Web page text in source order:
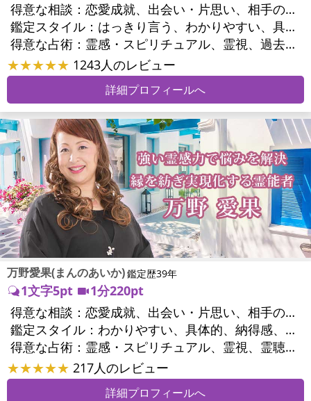
得意な相談：
恋愛成就、出会い・片思い、相手の気持ち、相性、結婚、男心・女心、二人の今後、複雑な恋愛、三角関係、略奪愛、浮気、不倫、離婚、人間関係、職場の人間関係、対人関係、仕事運、適職、天職、転職、進路、就職、人生全般、使命、人事、開業、廃業、夢、目標、ビジネスチャンス、ビジネスパートナー、家族関係、夫婦関係、家庭問題、夫婦問題、精神問題、ストレス、人生相談、ご先祖様、守護霊様、お墓参り、魂の本質、前世、来世、ペットの気持ち、引越し・転居、方位、健康運、金運
鑑定スタイル：
はっきり言う、わかりやすい、具体的、納得感、情報量が多い、友達のように相談できる、聞き上手、とても話しやすい、じっくり聞いてくれる、愛にあふれ温かい、勇気をくれる、前向き・元気になれる、実力派
得意な占術：
霊感・スピリチュアル、霊視、過去視、前世・来世、オーラ、ソウルメイト、ペットの気持ち、タロット、オラクルカード、姓名判断、四柱推命、占星術、数秘術、カラー診断、陰陽五行、人相(顔相)、カウンセリング、オリジナル占術
★★★★★ 1243人のレビュー
詳細プロフィールへ
万野愛果(まんのあいか)鑑定歴39年
1文字5pt
1分220pt
得意な相談：
恋愛成就、出会い・片思い、相手の気持ち、相性、縁結び、結婚、男心・女心、二人の今後、複雑な恋愛、三角関係、略奪愛、浮気、不倫、復活愛、復縁、離婚、同性愛・LGBT、人間関係、職場の人間関係、対人関係、仕事運、適職、天職、転職、進路、就職、人生全般、使命、経営相談、人事、開業、廃業、夢、目標、ビジネスチャンス、ビジネスパートナー、パワーハラスメント、セクシャルハラスメント、家族関係、夫婦関係、家庭問題、夫婦問題、親族問題、育児・子育て、シングルマザー、ドメスティックバイオレンス、相続関係、美容、精神問題、心の問題、うつ、ストレス、いじめ、人生相談、霊的問題、ご先祖様、守護霊様、お墓参り、魂の本質、前世、来世、夢診断、ペットの気持ち、ペット交信、ペットへのヒーリング、パワーストーン選択、引越し・転居、方位、開運指導、健康運、金銭トラブル、ご近所問題、縁切り
鑑定スタイル：
わかりやすい、具体的、納得感、友達のように相談できる、聞き上手、とても話しやすい、じっくり聞いてくれる、愛にあふれ温かい、勇気をくれる、前向き・元気になれる、実力派
得意な占術：
霊感・スピリチュアル、霊視、霊聴、未来予知、前世・来世、守護霊対話、波動修正、オーラ、エネルギー調整、ソウルメイト、チャネリング、ペットの気持ち、タロット、オラクルカード、風水、姓名判断、九星気学、四柱推命、数秘術、カラー診断、夢診断、易学、手相、人相(顔相)、祈祷、祈願、縁結び、除霊、縁切り、パワーストーン、水晶、サイコロ、ヒーリング、レイキ、カウンセリング、オリジナル占術
★★★★★ 217人のレビュー
詳細プロフィールへ